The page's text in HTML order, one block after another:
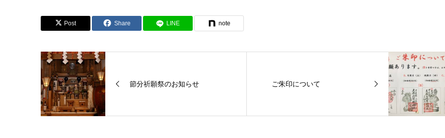
Post Share LINE note
節分祈願祭のお知らせ ご朱印について